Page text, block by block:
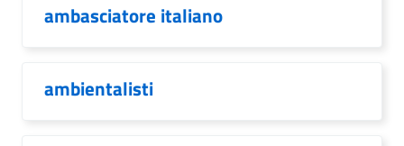
ambasciatore italiano
ambientalisti